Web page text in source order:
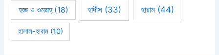
হজ্জ ও ওমরাহ্‌(18) হাদীস(33) হারাম (44)
হালাল-হারাম(10)